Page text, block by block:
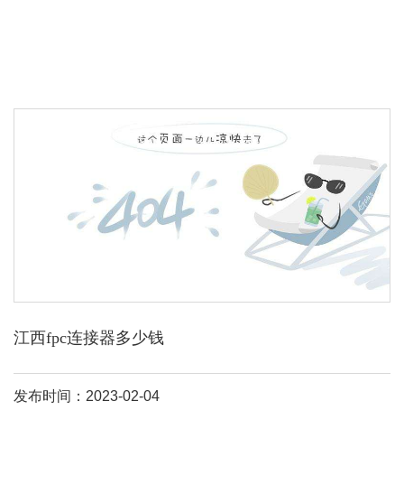
江西fpc连接器多少钱
发布时间：2023-02-04